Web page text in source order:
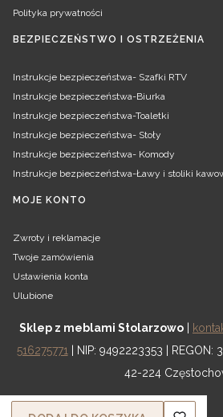
Polityka prywatności
BEZPIECZEŃSTWO I OSTRZEŻENIA
Instrukcje bezpieczeństwa- Szafki RTV
Instrukcje bezpieczeństwa-Biurka
Instrukcje bezpieczeństwa-Toaletki
Instrukcje bezpieczeństwa- Stoły
Instrukcje bezpieczeństwa- Komody
Instrukcje bezpieczeństwa-Ławy i stoliki
MOJE KONTO
Zwroty i reklamacje
Twoje zamówienia
Ustawienia konta
Ulubione
Sklep z meblami Stolarzowo
516275771 | NIP: 9492223353 |
42-224